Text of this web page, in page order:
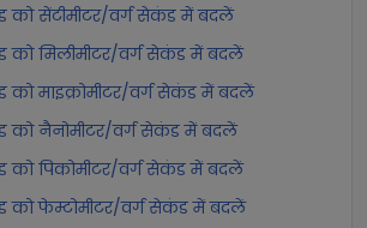
को सेंटीमीटर/वर्ग सेकंड में बदलें
को मिलीमीटर/वर्ग सेकंड में बदलें
को माइक्रोमीटर/वर्ग सेकंड में बदलें
को नैनोमीटर/वर्ग सेकंड में बदलें
को पिकोमीटर/वर्ग सेकंड में बदलें
को फेम्टोमीटर/वर्ग सेकंड में बदलें